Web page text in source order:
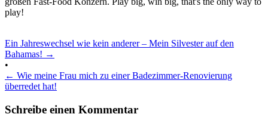
play!
Ein Jahreswechsel wie kein anderer – Mein Silvester auf den
Bahamas! →
•
← Wie meine Frau mich zu einer Badezimmer-Renovierung
überredet hat!
Schreibe einen Kommentar